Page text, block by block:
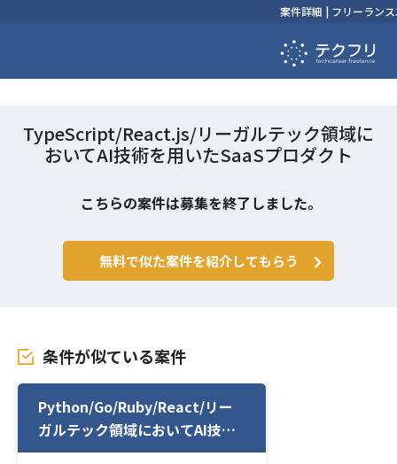
案件詳細 | フリーラン
TypeScript/React.js/リーガルテック領域に
おいてAI技術を用いたSaaSプロダクト
こちらの案件は募集を終了しました。
無料で似た案件を紹介してもらう
条件が似ている案件
Python/Go/Ruby/React/リー
ガルテック領域においてAI技術
を用いたSaaSプロダクトにおけ